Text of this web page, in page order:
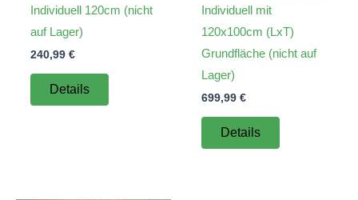
Individuell 120cm (nicht
auf Lager)
240,99 €
Details
Individuell mit
120x100cm (LxT)
Grundfläche (nicht auf
Lager)
699,99 €
Details